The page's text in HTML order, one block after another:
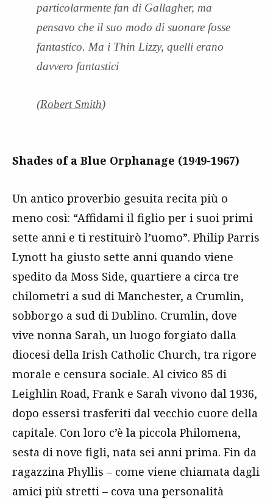
particolarmente fan di Gallagher, ma
pensavo che il suo modo di suonare fosse
fantastico. Ma i Thin Lizzy, quelli erano
davvero fantastici
(Robert Smith)
Shades of a Blue Orphanage (1949-1967)
Un antico proverbio gesuita recita più o
meno così: “Affidami il figlio per i suoi primi
sette anni e ti restituirò l’uomo”. Philip Parris
Lynott ha giusto sette anni quando viene
spedito da Moss Side, quartiere a circa tre
chilometri a sud di Manchester, a Crumlin,
sobborgo a sud di Dublino. Crumlin, dove
vive nonna Sarah, un luogo forgiato dalla
diocesi della Irish Catholic Church, tra rigore
morale e censura sociale. Al civico 85 di
Leighlin Road, Frank e Sarah vivono dal 1936,
dopo essersi trasferiti dal vecchio cuore della
capitale. Con loro c’è la piccola Philomena,
sesta di nove figli, nata sei anni prima. Fin da
ragazzina Phyllis – come viene chiamata dagli
amici più stretti – cova una personalità